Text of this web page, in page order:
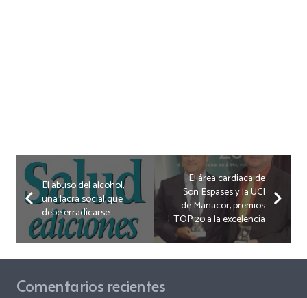
El abuso del alcohol,
una lacra social que
debe erradicarse
El área cardíaca de
Son Espases y la UCI
de Manacor, premios
TOP 20 a la excelencia
Comentarios recientes